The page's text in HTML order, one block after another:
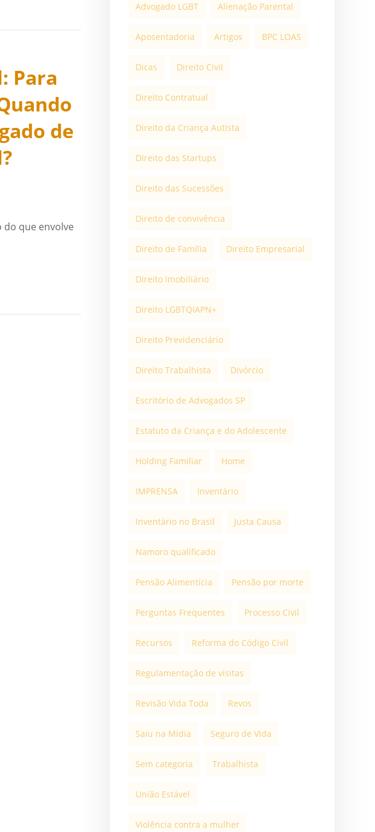
Para
de
que envolve
Advogado LGBT Alienação Parental
Aposentadoria Artigos BPC LOAS
Dicas Direito Civil
Direito Contratual
Direito da Criança Autista
DIreito das Startups
Direito das Sucessões
Direito de convivência
Direito de Família Direito Empresarial
Direito Imobiliário
Direito LGBTQIAPN+
Direito Previdenciário
Direito Trabalhista Divórcio
Escritório de Advogados SP
Estatuto da Criança e do Adolescente
Holding Familiar Home
IMPRENSA Inventário
Inventário no Brasil Justa Causa
Namoro qualificado
Pensão Alimentícia Pensão por morte
Perguntas Frequentes Processo Civil
Recursos Reforma do Código Civil
Regulamentação de visitas
Revisão Vida Toda Revos
Saiu na Mídia Seguro de Vida
Sem categoria Trabalhista
União Estável
Violência contra a mulher